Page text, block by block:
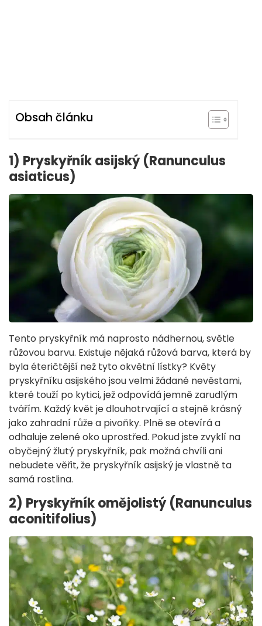
Obsah článku
1) Pryskyřník asijský (Ranunculus
asiaticus)
Tento pryskyřník má naprosto nádhernou, světle
růžovou barvu. Existuje nějaká růžová barva, která by
byla éteričtější než tyto okvětní lístky? Květy
pryskyřníku asijského jsou velmi žádané nevěstami,
které touží po kytici, jež odpovídá jemně zarudlým
tvářím. Každý květ je dlouhotrvající a stejně krásný
jako zahradní růže a pivoňky. Plně se otevírá a
odhaluje zelené oko uprostřed. Pokud jste zvyklí na
obyčejný žlutý pryskyřník, pak možná chvíli ani
nebudete věřit, že pryskyřník asijský je vlastně ta
samá rostlina.
2) Pryskyřník omějolistý (Ranunculus
aconitifolius)